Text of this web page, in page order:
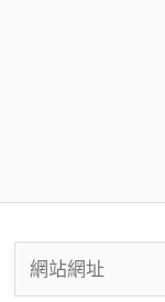
網
站